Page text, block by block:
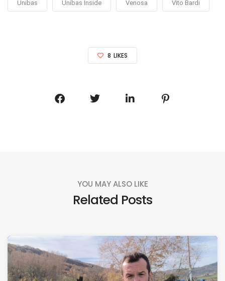
Unibas Unibas Inside Venosa Vito Bardi
8 LIKES
YOU MAY ALSO LIKE
Related Posts